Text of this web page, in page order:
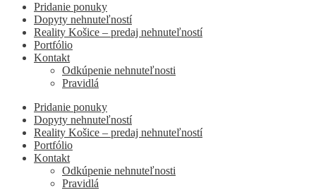
Pridanie ponuky
Dopyty nehnuteľností
Reality Košice – predaj nehnuteľností
Portfólio
Kontakt
Odkúpenie nehnuteľnosti
Pravidlá
Pridanie ponuky
Dopyty nehnuteľností
Reality Košice – predaj nehnuteľností
Portfólio
Kontakt
Odkúpenie nehnuteľnosti
Pravidlá